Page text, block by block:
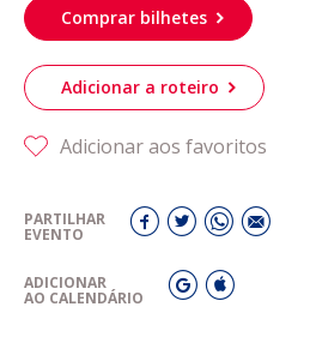
Comprar bilhetes
Adicionar a roteiro
Adicionar aos favoritos
PARTILHAR
EVENTO
ADICIONAR
AO CALENDÁRIO